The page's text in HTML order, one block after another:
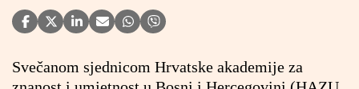
Svečanom sjednicom Hrvatske akademije za